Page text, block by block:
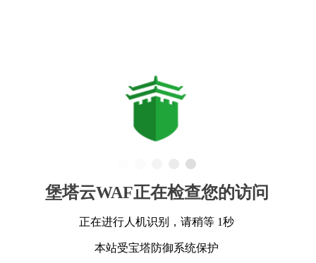
堡塔云WAF正在检查您的访问
正在进行人机识别，请稍等 1秒
本站受宝塔防御系统保护